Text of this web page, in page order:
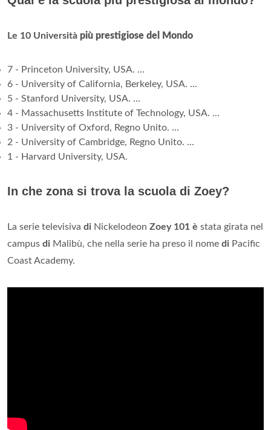
Le 10 Università più prestigiose del Mondo
7 - Princeton University, USA. ...
6 - University of California, Berkeley, USA. ...
5 - Stanford University, USA. ...
4 - Massachusetts Institute of Technology, USA. ...
3 - University of Oxford, Regno Unito. ...
2 - University of Cambridge, Regno Unito. ...
1 - Harvard University, USA.
In che zona si trova la scuola di Zoey?
La serie televisiva di Nickelodeon Zoey 101 è stata girata nel
campus di Malibù, che nella serie ha preso il nome di Pacific
Coast Academy.